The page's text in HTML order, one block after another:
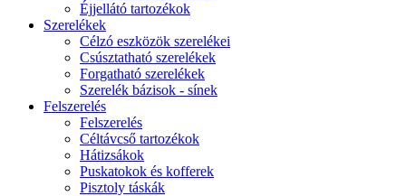
Éjjellátó tartozékok
Szerelékek
Célzó eszközök szerelékei
Csúsztatható szerelékek
Forgatható szerelékek
Szerelék bázisok - sínek
Felszerelés
Felszerelés
Céltávcső tartozékok
Hátizsákok
Puskatokok és kofferek
Pisztoly táskák